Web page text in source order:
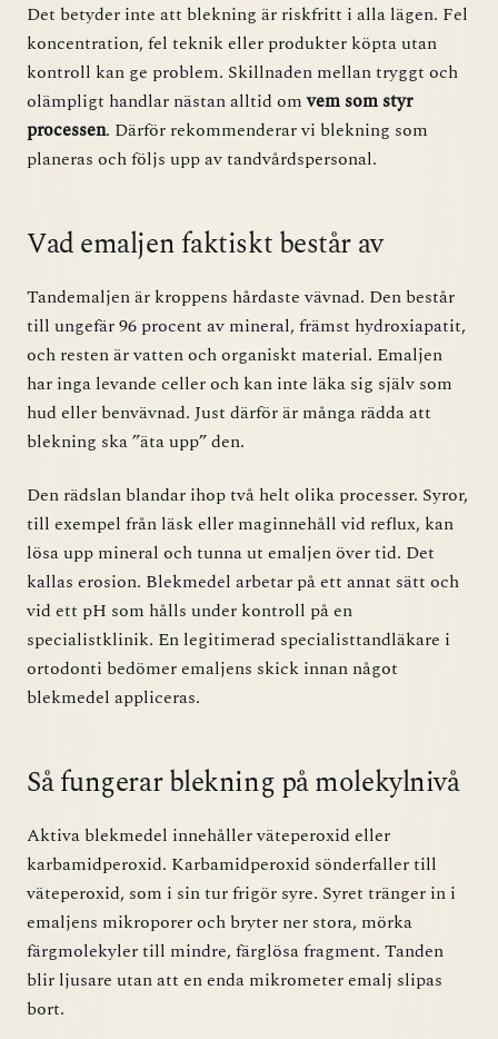
Det betyder inte att blekning är riskfritt i alla lägen. Fel
koncentration, fel teknik eller produkter köpta utan
kontroll kan ge problem. Skillnaden mellan tryggt och
olämpligt handlar nästan alltid omvem som styr
processen. Därför rekommenderar vi blekning som
planeras och följs upp av tandvårdspersonal.
Vad emaljen faktiskt består av
Tandemaljen är kroppens hårdaste vävnad. Den består
till ungefär 96 procent av mineral, främst hydroxiapatit,
och resten är vatten och organiskt material. Emaljen
har inga levande celler och kan inte läka sig själv som
hud eller benvävnad. Just därför är många rädda att
blekning ska ”äta upp” den.
Den rädslan blandar ihop två helt olika processer. Syror,
till exempel från läsk eller maginnehåll vid reflux, kan
lösa upp mineral och tunna ut emaljen över tid. Det
kallas erosion. Blekmedel arbetar på ett annat sätt och
vid ett pH som hålls under kontroll på en
specialistklinik. En legitimerad specialisttandläkare i
ortodonti bedömer emaljens skick innan något
blekmedel appliceras.
Så fungerar blekning på molekylnivå
Aktiva blekmedel innehåller väteperoxid eller
karbamidperoxid. Karbamidperoxid sönderfaller till
väteperoxid, som i sin tur frigör syre. Syret tränger in i
emaljens mikroporer och bryter ner stora, mörka
färgmolekyler till mindre, färglösa fragment. Tanden
blir ljusare utan att en enda mikrometer emalj slipas
bort.